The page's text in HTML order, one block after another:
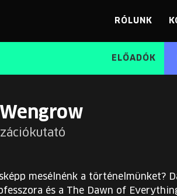
RÓLUNK
ELŐADÓK
mesélnénk a történelmünket?
és a The Dawn of